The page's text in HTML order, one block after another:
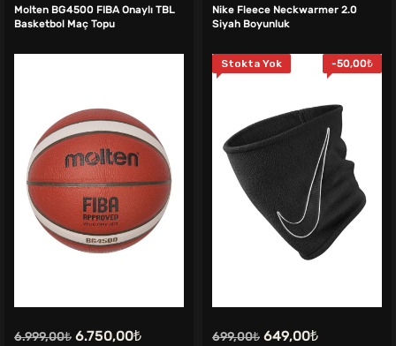
Molten BG4500 FIBA Onaylı TBL
Basketbol Maç Topu
6.999,00₺ Orijinal
6.750,00₺Şu
Nike Fleece Neckwarmer 2.0
Siyah Boyunluk
Stokta Yok -50,00₺
699,00₺ Orijinal
649,00₺Şu